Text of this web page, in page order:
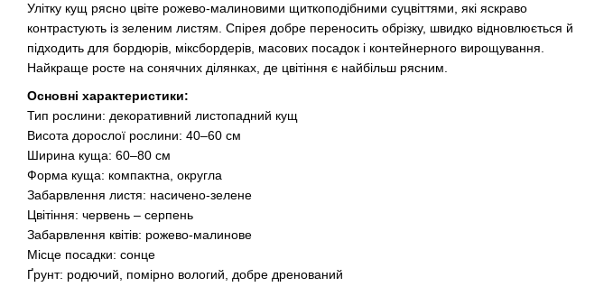
Улітку кущ рясно цвіте рожево-малиновими щиткоподібними суцвіттями, які яскраво
контрастують із зеленим листям. Спірея добре переносить обрізку, швидко відновлюється й
підходить для бордюрів, міксбордерів, масових посадок і контейнерного вирощування.
Найкраще росте на сонячних ділянках, де цвітіння є найбільш рясним.
Основні характеристики:
Тип рослини: декоративний листопадний кущ
Висота дорослої рослини: 40–60 см
Ширина куща: 60–80 см
Форма куща: компактна, округла
Забарвлення листя: насичено-зелене
Цвітіння: червень – серпень
Забарвлення квітів: рожево-малинове
Місце посадки: сонце
Ґрунт: родючий, помірно вологий, добре дренований